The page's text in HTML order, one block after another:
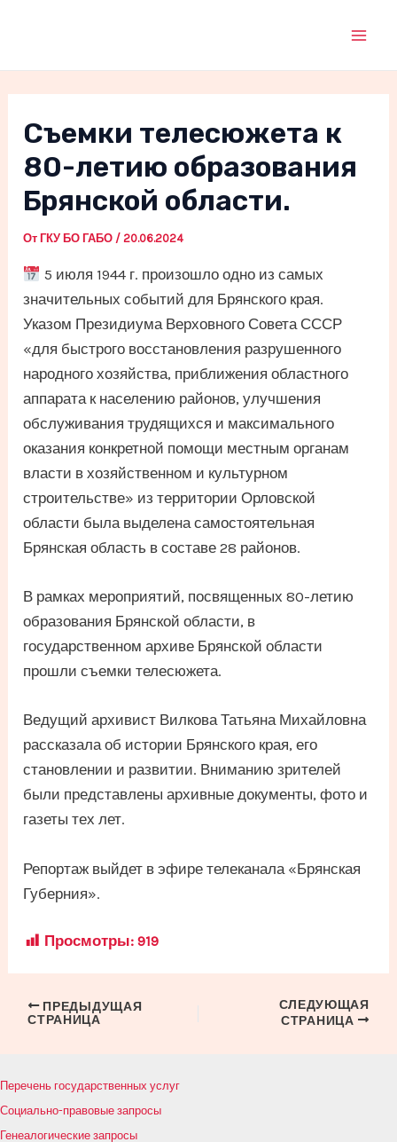
Съемки телесюжета к
80-летию образования
Брянской области.
От ГКУ БО ГАБО /20.06.2024
5 июля 1944 г. произошло одно из самых
значительных событий для Брянского края.
Указом Президиума Верховного Совета СССР
«для быстрого восстановления разрушенного
народного хозяйства, приближения областного
аппарата к населению районов, улучшения
обслуживания трудящихся и максимального
оказания конкретной помощи местным органам
власти в хозяйственном и культурном
строительстве» из территории Орловской
области была выделена самостоятельная
Брянская область в составе 28 районов.
В рамках мероприятий, посвященных 80-летию
образования Брянской области, в
государственном архиве Брянской области
прошли съемки телесюжета.
Ведущий архивист Вилкова Татьяна Михайловна
рассказала об истории Брянского края, его
становлении и развитии. Вниманию зрителей
были представлены архивные документы, фото и
газеты тех лет.
Репортаж выйдет в эфире телеканала «Брянская
Губерния».
Просмотры: 919
Навигация
ПРЕДЫДУЩАЯ
СТРАНИЦА
СЛЕДУЮЩАЯ
СТРАНИЦА
Перечень государственных услуг
Социально-правовые запросы
Генеалогические запросы